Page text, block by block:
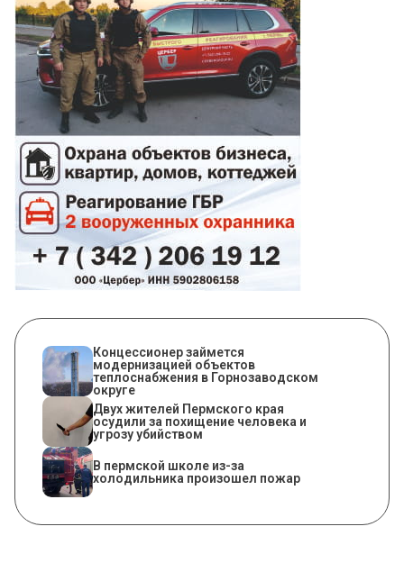
Концессионер займется
модернизацией объектов
теплоснабжения в Горнозаводском
округе
Двух жителей Пермского края
осудили за похищение человека и
угрозу убийством
​В пермской школе из-за
холодильника произошел пожар